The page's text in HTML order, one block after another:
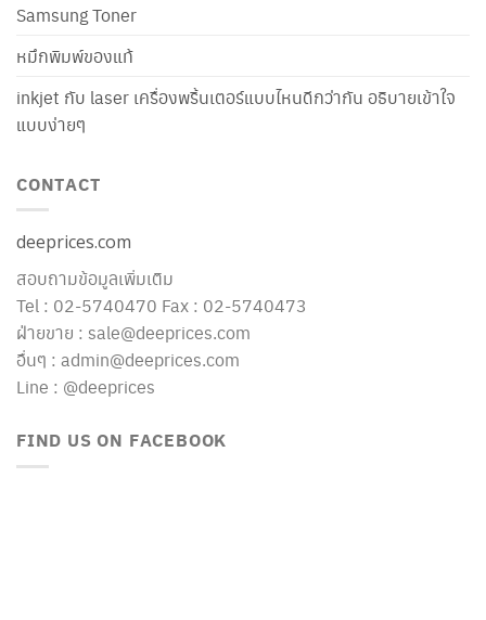
Samsung Toner
หมึกพิมพ์ของแท้
inkjet กับ laser เครื่องพริ้นเตอร์แบบไหนดีกว่ากัน อธิบายเข้าใจ
แบบง่ายๆ
CONTACT
deeprices.com
สอบถามข้อมูลเพิ่มเติม
Tel : 02-5740470 Fax : 02-5740473
ฝ่ายขาย : sale@deeprices.com
อื่นๆ : admin@deeprices.com
Line : @deeprices
FIND US ON FACEBOOK